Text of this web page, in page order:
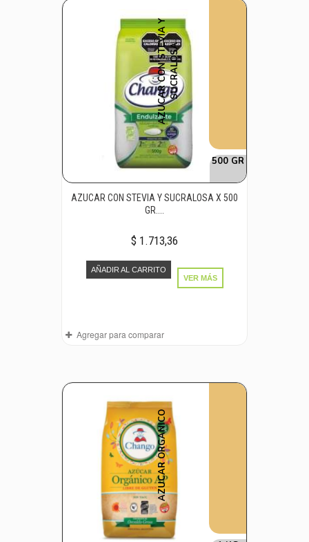
A
Z
U
C
A
R
C
O
N
S
TE
V
I
A
Y
S
U
C
R
A
L
O
SA
500 GR
AZUCAR CON STEVIA Y SUCRALOSA X 500
GR....
$ 1.713,36
AÑADIR AL CARRITO
VER MÁS
Agregar para comparar
AZUCAR ORGANICO